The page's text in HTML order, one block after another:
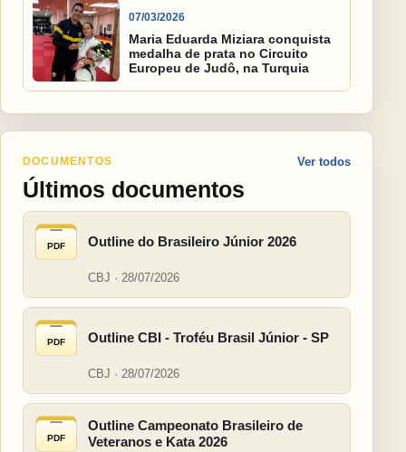
07/03/2026
Maria Eduarda Miziara conquista
medalha de prata no Circuito
Europeu de Judô, na Turquia
DOCUMENTOS
Últimos documentos
Ver todos
PDF Outline do Brasileiro Júnior 2026
CBJ · 28/07/2026
PDF Outline CBI - Troféu Brasil Júnior - SP
CBJ · 28/07/2026
PDF
Outline Campeonato Brasileiro de
Veteranos e Kata 2026